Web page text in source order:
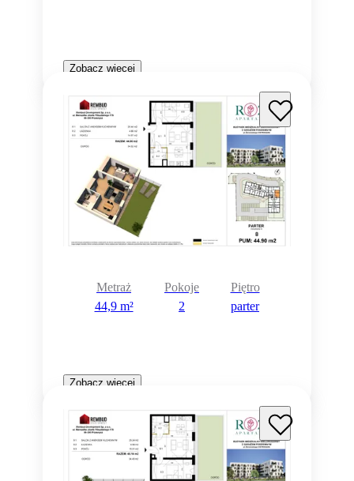
Zobacz więcej
Metraż
44,9 m²
Pokoje
2
Piętro
parter
Zobacz więcej